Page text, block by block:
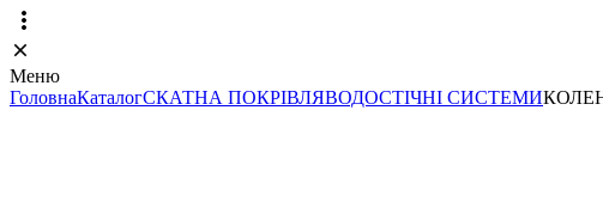
Меню
ГоловнаКаталогСКАТНА ПОКРІВЛЯВОДОСТІЧНІ СИСТЕМИ